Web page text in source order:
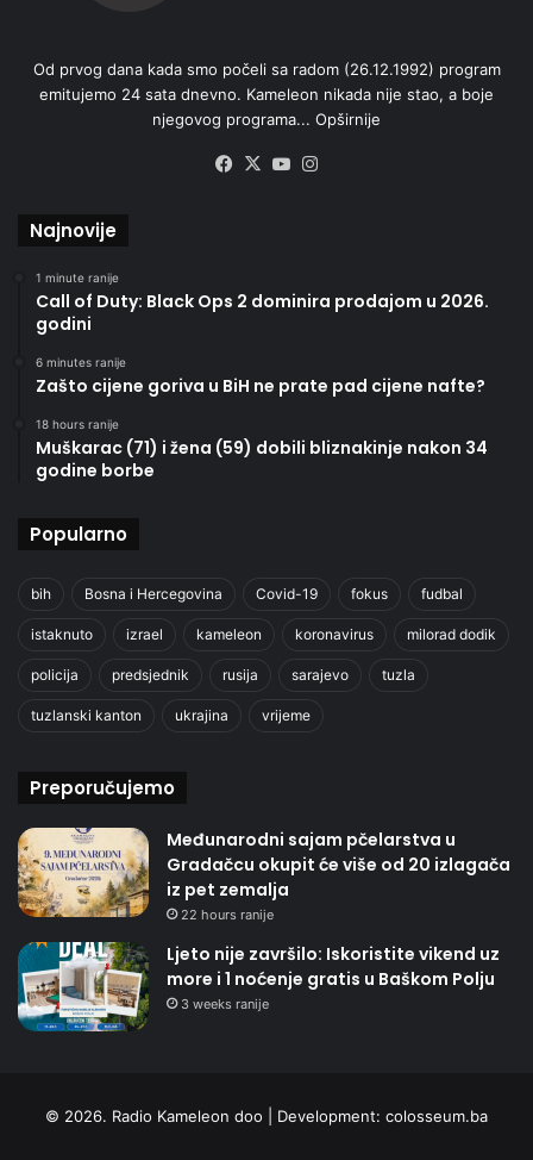
Od prvog dana kada smo počeli sa radom (26.12.1992) program
emitujemo 24 sata dnevno. Kameleon nikada nije stao, a boje
njegovog programa... Opširnije
Facebook
X YouTube
Najnovije
1 minute ranije
Call of Duty: Black Ops 2 dominira prodajom u 2026.
godini
6 minutes ranije
Zašto cijene goriva u BiH ne prate pad cijene nafte?
18 hours ranije
Muškarac (71) i žena (59) dobili bliznakinje nakon 34
godine borbe
Popularno
bih Bosna i Hercegovina Covid-19 fokus fudbal
istaknuto izrael kameleon koronavirus milorad dodik
policija predsjednik rusija sarajevo tuzla
tuzlanski kanton ukrajina vrijeme
Preporučujemo
Međunarodni sajam pčelarstva u
Gradačcu okupit će više od 20 izlagača
iz pet zemalja
22 hours ranije
Ljeto nije završilo: Iskoristite vikend uz
more i 1 noćenje gratis u Baškom Polju
3 weeks ranije
© 2026. Radio Kameleon doo | Development: colosseum.ba